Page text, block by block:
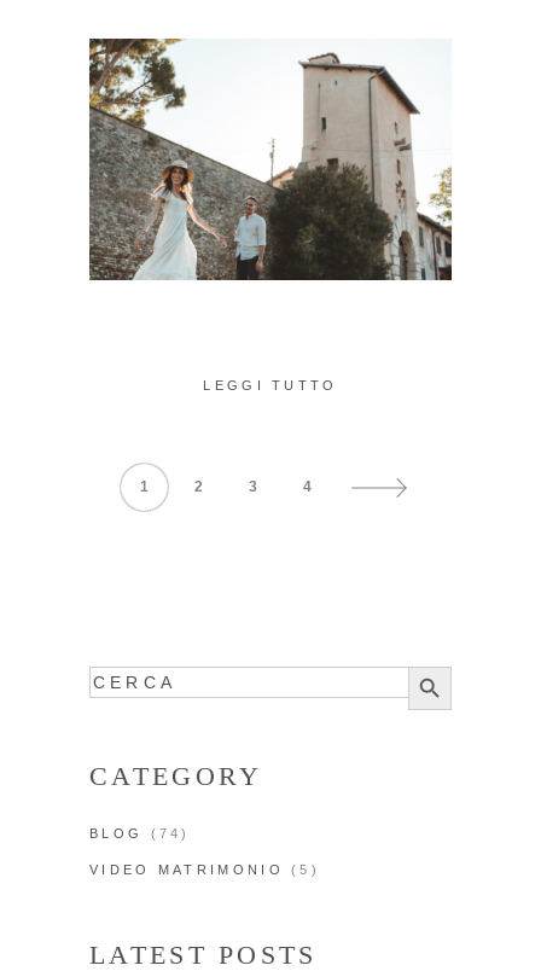
LEGGI TUTTO
1 2 3 4
Search
for:
Search
Button
CATEGORY
BLOG (74)
VIDEO MATRIMONIO (5)
LATEST POSTS